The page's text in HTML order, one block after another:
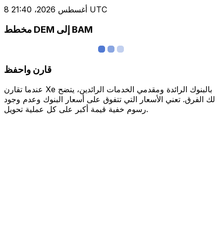
8 أغسطس 2026، 21:40 UTC
مخطط DEM إلى BAM
قارن واحفظ
عندما تقارن Xe بالبنوك الرائدة ومقدمي الخدمات الرائدين، يتضح
لك الفرق. تعني الأسعار التي تتفوق على أسعار البنوك وعدم وجود
رسوم خفية قيمة أكبر على كل عملية تحويل.